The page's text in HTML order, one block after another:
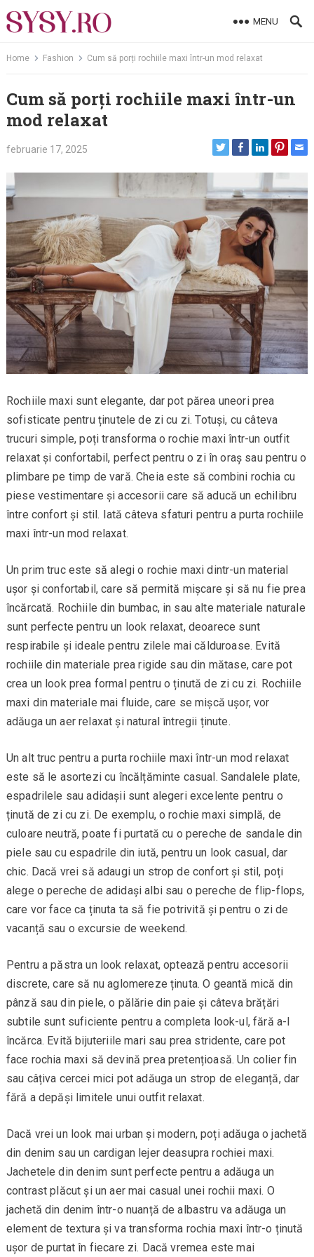
to
MENU
Home Fashion Cum să porți rochiile maxi într-un mod relaxat
Cum să porți rochiile maxi într-un
mod relaxat
februarie 17, 2025
Rochiile maxi sunt elegante, dar pot părea uneori prea
sofisticate pentru ținutele de zi cu zi. Totuși, cu câteva
trucuri simple, poți transforma o rochie maxi într-un outfit
relaxat și confortabil, perfect pentru o zi în oraș sau pentru o
plimbare pe timp de vară. Cheia este să combini rochia cu
piese vestimentare și accesorii care să aducă un echilibru
între confort și stil. Iată câteva sfaturi pentru a purta rochiile
maxi într-un mod relaxat.
Un prim truc este să alegi o rochie maxi dintr-un material
ușor și confortabil, care să permită mișcare și să nu fie prea
încărcată. Rochiile din bumbac, in sau alte materiale naturale
sunt perfecte pentru un look relaxat, deoarece sunt
respirabile și ideale pentru zilele mai călduroase. Evită
rochiile din materiale prea rigide sau din mătase, care pot
crea un look prea formal pentru o ținută de zi cu zi. Rochiile
maxi din materiale mai fluide, care se mișcă ușor, vor
adăuga un aer relaxat și natural întregii ținute.
Un alt truc pentru a purta rochiile maxi într-un mod relaxat
este să le asortezi cu încălțăminte casual. Sandalele plate,
espadrilele sau adidașii sunt alegeri excelente pentru o
ținută de zi cu zi. De exemplu, o rochie maxi simplă, de
culoare neutră, poate fi purtată cu o pereche de sandale din
piele sau cu espadrile din iută, pentru un look casual, dar
chic. Dacă vrei să adaugi un strop de confort și stil, poți
alege o pereche de adidași albi sau o pereche de flip-flops,
care vor face ca ținuta ta să fie potrivită și pentru o zi de
vacanță sau o excursie de weekend.
Pentru a păstra un look relaxat, optează pentru accesorii
discrete, care să nu aglomereze ținuta. O geantă mică din
pânză sau din piele, o pălărie din paie și câteva brățări
subtile sunt suficiente pentru a completa look-ul, fără a-l
încărca. Evită bijuteriile mari sau prea stridente, care pot
face rochia maxi să devină prea pretențioasă. Un colier fin
sau câțiva cercei mici pot adăuga un strop de eleganță, dar
fără a depăși limitele unui outfit relaxat.
Dacă vrei un look mai urban și modern, poți adăuga o jachetă
din denim sau un cardigan lejer deasupra rochiei maxi.
Jachetele din denim sunt perfecte pentru a adăuga un
contrast plăcut și un aer mai casual unei rochii maxi. O
jachetă din denim într-o nuanță de albastru va adăuga un
element de textura și va transforma rochia maxi într-o ținută
ușor de purtat în fiecare zi. Dacă vremea este mai